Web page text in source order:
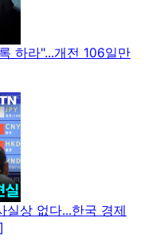
하라"...개전 106일만
실상 없다...한국 경제